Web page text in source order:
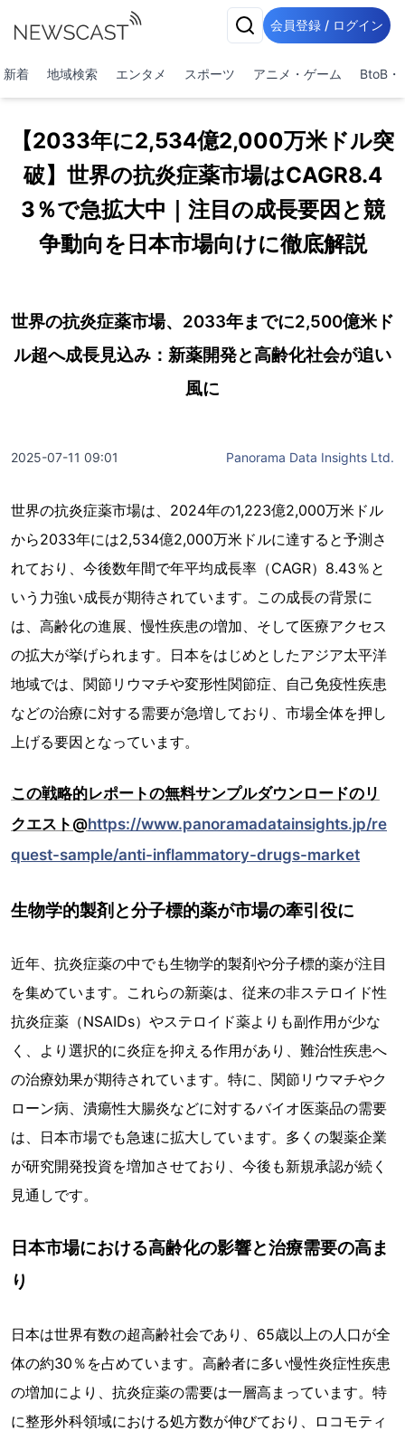
会員登録 / ログイン
新着 地域検索 エンタメ スポーツ アニメ・ゲーム BtoB・
【2033年に2,534億2,000万米ドル突
破】世界の抗炎症薬市場はCAGR8.4
3％で急拡大中｜注目の成長要因と競
争動向を日本市場向けに徹底解説
世界の抗炎症薬市場、2033年までに2,500億米ド
ル超へ成長見込み：新薬開発と高齢化社会が追い
風に
2025-07-11 09:01 Panorama Data Insights Ltd.
世界の抗炎症薬市場は、2024年の1,223億2,000万米ドル
から2033年には2,534億2,000万米ドルに達すると予測さ
れており、今後数年間で年平均成長率（CAGR）8.43％と
いう力強い成長が期待されています。この成長の背景に
は、高齢化の進展、慢性疾患の増加、そして医療アクセス
の拡大が挙げられます。日本をはじめとしたアジア太平洋
地域では、関節リウマチや変形性関節症、自己免疫性疾患
などの治療に対する需要が急増しており、市場全体を押し
上げる要因となっています。
この戦略的レポートの無料サンプルダウンロードのリ
クエスト@https://www.panoramadatainsights.jp/re
quest-sample/anti-inflammatory-drugs-market
生物学的製剤と分子標的薬が市場の牽引役に
近年、抗炎症薬の中でも生物学的製剤や分子標的薬が注目
を集めています。これらの新薬は、従来の非ステロイド性
抗炎症薬（NSAIDs）やステロイド薬よりも副作用が少な
く、より選択的に炎症を抑える作用があり、難治性疾患へ
の治療効果が期待されています。特に、関節リウマチやク
ローン病、潰瘍性大腸炎などに対するバイオ医薬品の需要
は、日本市場でも急速に拡大しています。多くの製薬企業
が研究開発投資を増加させており、今後も新規承認が続く
見通しです。
日本市場における高齢化の影響と治療需要の高ま
り
日本は世界有数の超高齢社会であり、65歳以上の人口が全
体の約30％を占めています。高齢者に多い慢性炎症性疾患
の増加により、抗炎症薬の需要は一層高まっています。特
に整形外科領域における処方数が伸びており、ロコモティ